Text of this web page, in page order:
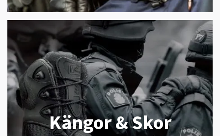
Kängor & Skor